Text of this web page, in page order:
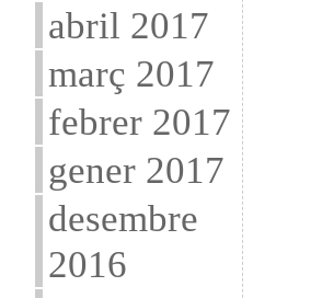
abril 2017
març 2017
febrer 2017
gener 2017
desembre
2016